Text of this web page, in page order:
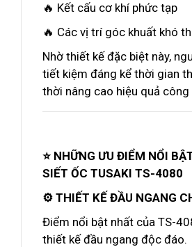
🔥 Kết cấu cơ khí phức tạp
🔥 Các vị trí góc khuất khó
Nhờ thiết kế đặc biệt này,
tiết kiệm đáng kể thời gian
thời nâng cao hiệu quả công
⭐ NHỮNG ƯU ĐIỂM NỔI
SIẾT ỐC TUSAKI TS-4080
⚙️ THIẾT KẾ ĐẦU NGANG
Điểm nổi bật nhất của TS-
thiết kế đầu ngang độc đáo.